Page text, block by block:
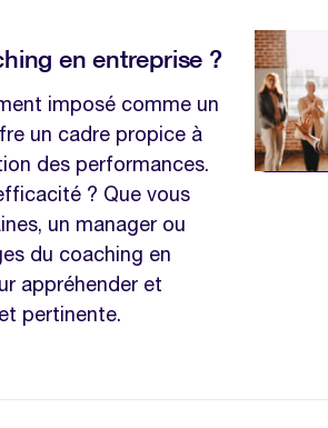
en entreprise ?
imposé comme un
un cadre propice à
des performances.
? Que vous
un manager ou
du coaching en
appréhender et
pertinente.